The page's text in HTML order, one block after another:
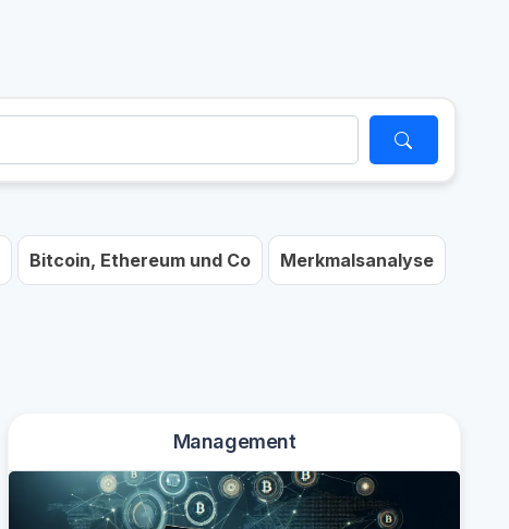
Bitcoin, Ethereum und Co Merkmalsanalyse
Management